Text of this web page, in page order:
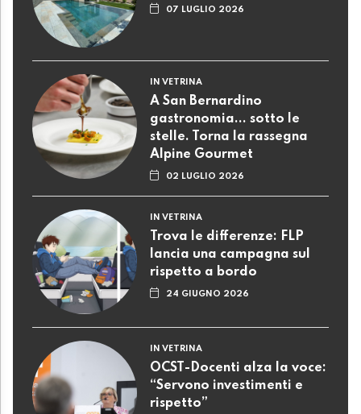
07 LUGLIO 2026
IN VETRINA
A San Bernardino
gastronomia... sotto le
stelle. Torna la rassegna
Alpine Gourmet
02 LUGLIO 2026
IN VETRINA
Trova le differenze: FLP
lancia una campagna sul
rispetto a bordo
24 GIUGNO 2026
IN VETRINA
OCST-Docenti alza la voce:
“Servono investimenti e
rispetto”